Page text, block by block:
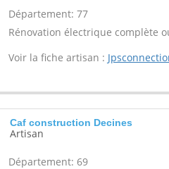
Département: 77
Rénovation électrique complète
Voir la fiche artisan :
Caf construction Decines
Artisan
Département: 69